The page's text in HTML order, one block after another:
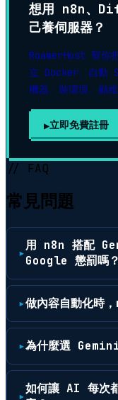
想用 n8n、
己養伺服器？
RoamerHost 幫你
立 Docker、自動
機器、裝環境、顧
▶立即免費註冊
// FAQ
常見問題
用 n8n 搭配
Google 懲罰嗎？
做內容自動化時
為什麼選
如何讓 AI 每次